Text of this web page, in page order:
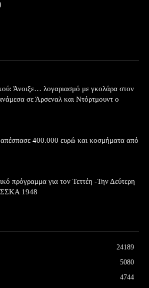
Άνοιξε… λογαριασμό με γκολάρα στον
σε Άρσεναλ και Ντόρτμουντ ο
400.000 ευρώ και κοσμήματα από
πρόγραμμα για τον Τεττέη -Την Δεύτερη
1948
24189
5080
4744